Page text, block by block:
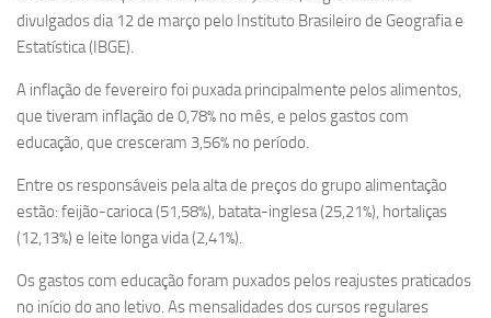
divulgados dia 12 de março pelo Instituto Brasileiro de Geografia e
Estatística (IBGE).
A inflação de fevereiro foi puxada principalmente pelos alimentos,
que tiveram inflação de 0,78% no mês, e pelos gastos com
educação, que cresceram 3,56% no período.
Entre os responsáveis pela alta de preços do grupo alimentação
estão: feijão-carioca (51,58%), batata-inglesa (25,21%), hortaliças
(12,13%) e leite longa vida (2,41%).
Os gastos com educação foram puxados pelos reajustes praticados
no início do ano letivo. As mensalidades dos cursos regulares